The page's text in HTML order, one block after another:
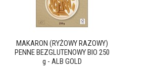
MAKARON (RYŻOWY RAZOWY)
PENNE BEZGLUTENOWY BIO 250
g - ALB GOLD